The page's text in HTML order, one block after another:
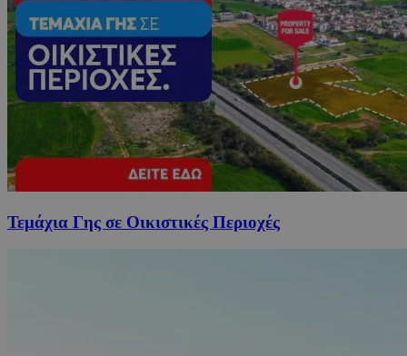
Τεμάχια Γης σε Οικιστικές Περιοχές